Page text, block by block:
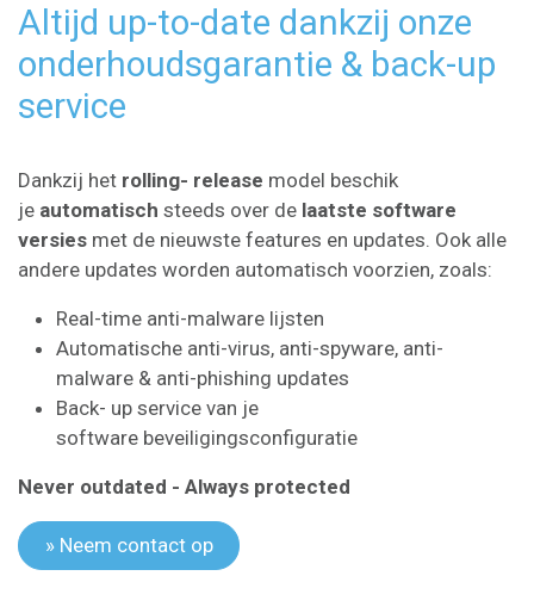
Altijd up-to-date dankzij onze
onderhoudsgarantie & back-up
service
Dankzij het rolling- release model beschik
je automatisch steeds over de laatste software
versies met de nieuwste features en updates. Ook alle
andere updates worden automatisch voorzien, zoals:
Real-time anti-malware lijsten
Automatische anti-virus, anti-spyware, anti-
malware & anti-phishing updates
Back- up service van je
software beveiligingsconfiguratie
Never outdated - Always protected
» Neem contact op